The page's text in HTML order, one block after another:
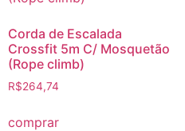
Corda de Escalada
Crossfit 5m C/ Mosquetão
(Rope climb)
R$264,74
comprar